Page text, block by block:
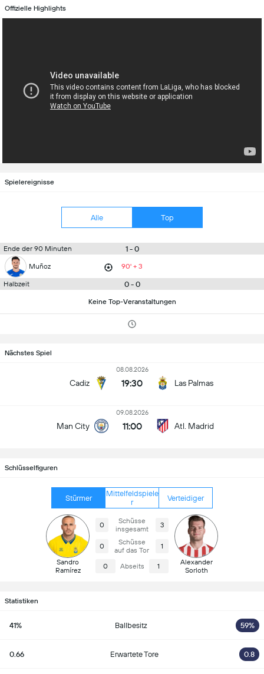
Offizielle Highlights
Spielereignisse
Alle Top
Ende der 90 Minuten 1 - 0
Muñoz 90' + 3
Halbzeit 0 - 0
Keine Top-Veranstaltungen
Nächstes Spiel
Cadiz
08.08.2026
19:30 Las Palmas
Man City
09.08.2026
11:00 Atl. Madrid
Schlüsselfiguren
Stürmer
Mittelfeldspiele
r
Verteidiger
Sandro
Ramírez
0
Schüsse
insgesamt
3
0
Schüsse
auf das Tor
1
0 Abseits 1
Alexander
Sorloth
Statistiken
41% Ballbesitz 59%
0.66 Erwartete Tore 0.8